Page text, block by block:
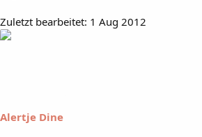
Zuletzt bearbeitet: 1 Aug 2012
Alertje Dine